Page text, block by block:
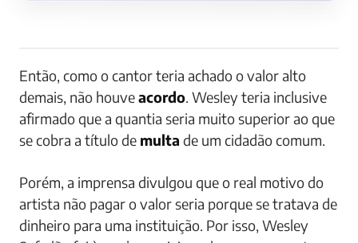
Então, como o cantor teria achado o valor alto
demais, não houveacordo. Wesley teria inclusive
afirmado que a quantia seria muito superior ao que
se cobra a título de multa de um cidadão comum.
Porém, a imprensa divulgou que o real motivo do
artista não pagar o valor seria porque se tratava de
dinheiro para uma instituição. Por isso, Wesley